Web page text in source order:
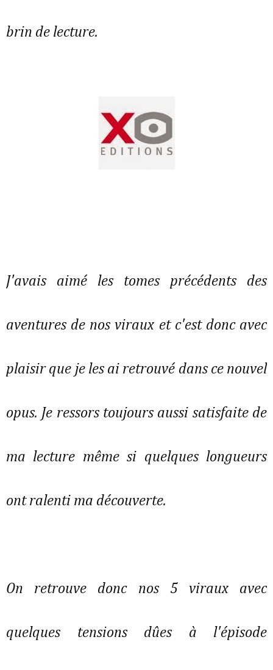
brin de lecture.
J'avais aimé les tomes précédents des
aventures de nos viraux et c'est donc avec
plaisir que je les ai retrouvé dans ce nouvel
opus. Je ressors toujours aussi satisfaite de
ma lecture même si quelques longueurs
ont ralenti ma découverte.
On retrouve donc nos 5 viraux avec
quelques tensions dûes à l'épisode